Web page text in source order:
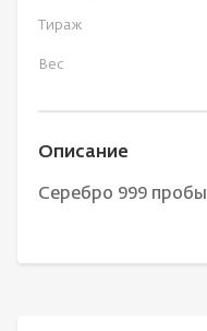
Тираж
Вес
Описание
Серебро 999 пробы